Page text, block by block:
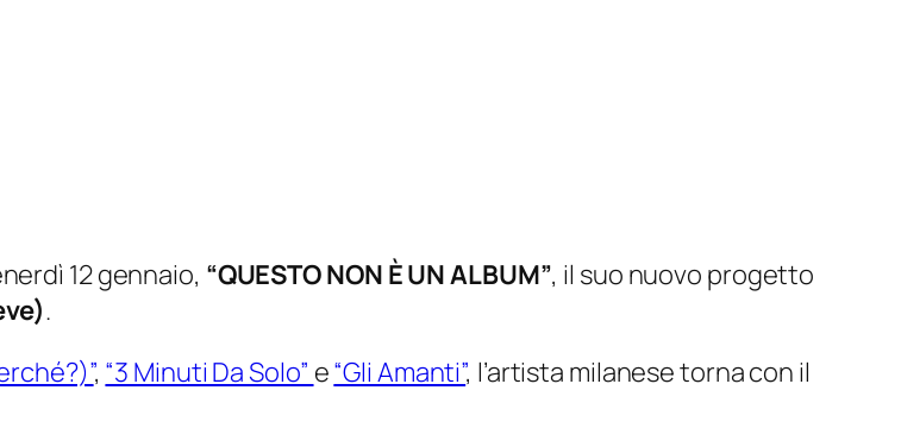
12 gennaio, “QUESTO NON È UN ALBUM”, il suo nuovo progetto
.
, “3 Minuti Da Solo” e“Gli Amanti”, l’artista milanese torna con il